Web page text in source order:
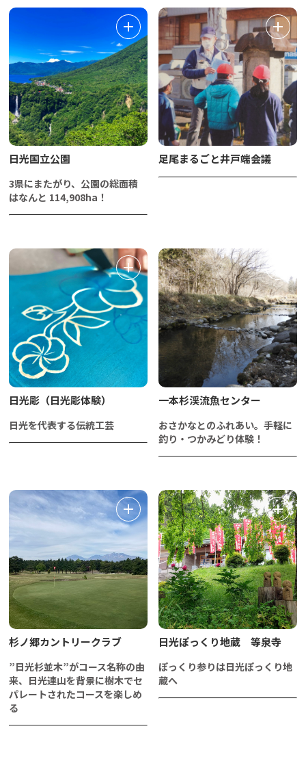
日光国立公園
3県にまたがり、公園の総面積
はなんと 114,908ha！
足尾まるごと井戸端会議
日光彫（日光彫体験）
日光を代表する伝統工芸
一本杉渓流魚センター
おさかなとのふれあい。手軽に
釣り・つかみどり体験！
杉ノ郷カントリークラブ
”日光杉並木”がコース名称の由
来、日光連山を背景に樹木でセ
パレートされたコースを楽しめ
る
日光ぽっくり地蔵 等泉寺
ぽっくり参りは日光ぽっくり地
蔵へ